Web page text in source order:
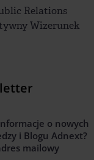
Relations
Wizerunek
o nowych
i Blogu Adnext?
mailowy